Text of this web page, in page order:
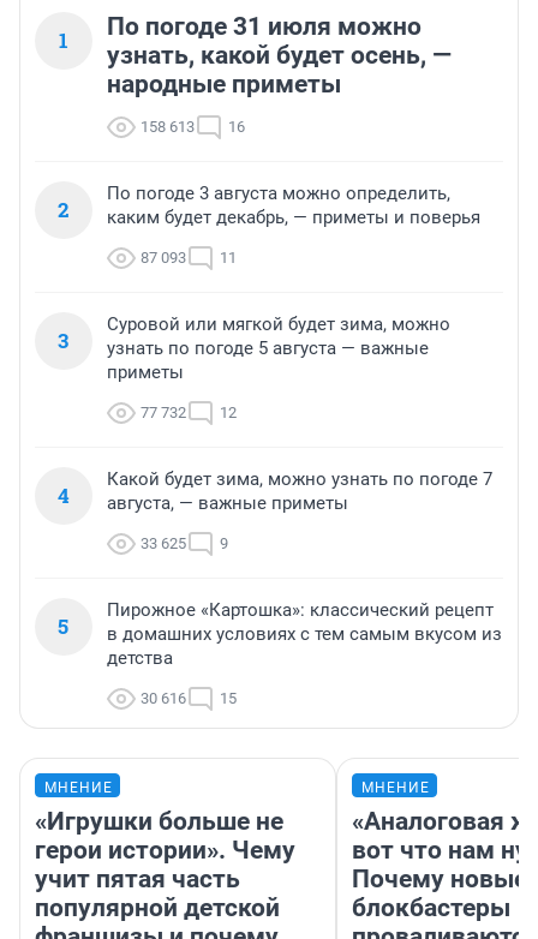
1
По погоде 31 июля можно
узнать, какой будет осень, —
народные приметы
158 613 16
2
По погоде 3 августа можно определить,
каким будет декабрь, — приметы и поверья
87 093 11
3
Суровой или мягкой будет зима, можно
узнать по погоде 5 августа — важные
приметы
77 732 12
4
Какой будет зима, можно узнать по погоде 7
августа, — важные приметы
33 625 9
5
Пирожное «Картошка»: классический рецепт
в домашних условиях с тем самым вкусом из
детства
30 616 15
МНЕНИЕ
«Игрушки больше не
герои истории». Чему
учит пятая часть
популярной детской
МНЕНИЕ
«Аналоговая
вот что нам
Почему новые
блокбастеры